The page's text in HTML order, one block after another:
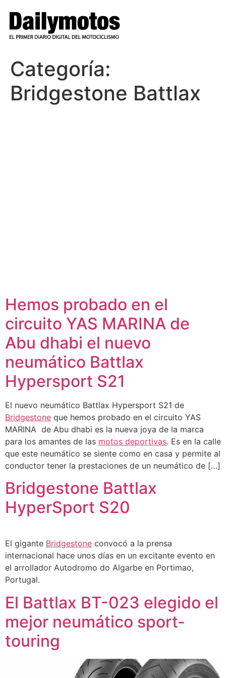
contenido
Categoría:
Bridgestone Battlax
Hemos probado en el
circuito YAS MARINA de
Abu dhabi el nuevo
neumático Battlax
Hypersport S21
El nuevo neumático Battlax Hypersport S21 de
Bridgestone que hemos probado en el circuito YAS
MARINA de Abu dhabi es la nueva joya de la marca
para los amantes de las motos deportivas. Es en la calle
que este neumático se siente como en casa y permite al
conductor tener la prestaciones de un neumático de […]
Bridgestone Battlax
HyperSport S20
El gigante Bridgestone convocó a la prensa
internacional hace unos días en un excitante evento en
el arrollador Autodromo do Algarbe en Portimao,
Portugal.
El Battlax BT-023 elegido el
mejor neumático sport-
touring